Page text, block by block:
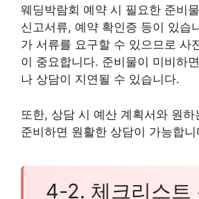
웨딩박람회 예약 시 필요한 준비
신고서류, 예약 확인증 등이 있습
가 서류를 요구할 수 있으므로 사
이 중요합니다. 준비물이 미비하
나 상담이 지연될 수 있습니다.
또한, 상담 시 예산 계획서와 원
준비하면 원활한 상담이 가능합니
4-2. 체크리스트